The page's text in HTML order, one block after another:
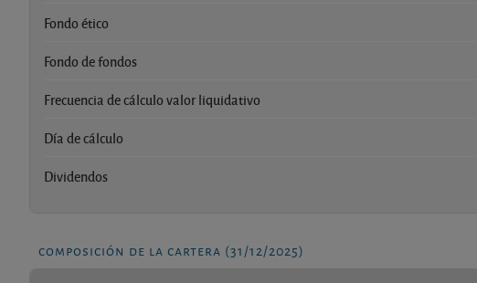
Fondo ético
Fondo de fondos
Frecuencia de cálculo valor liquidativo
Día de cálculo
Dividendos
composición de la cartera (31/12/2025)